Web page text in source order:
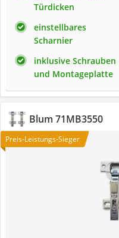
Türdicken
einstellbares
Scharnier
inklusive Schrauben
und Montageplatte
Blum 71MB3550
Preis-Leistungs-Sieger